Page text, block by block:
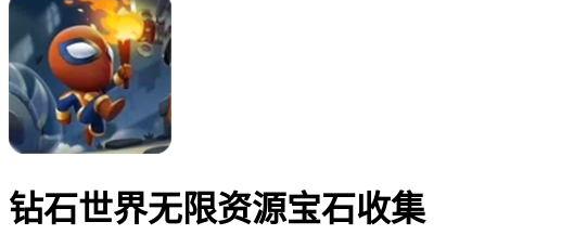
钻石世界无限资源宝石收集